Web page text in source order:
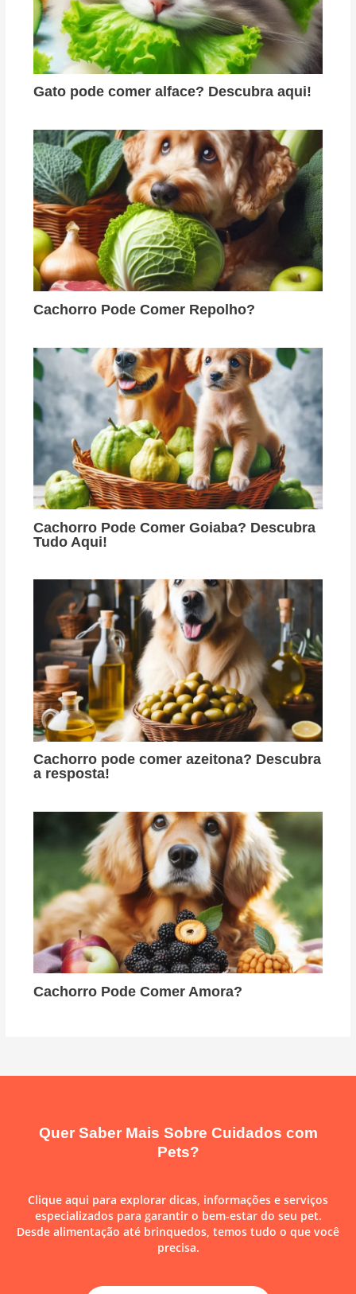
Gato pode comer alface? Descubra aqui!
Cachorro Pode Comer Repolho?
Cachorro Pode Comer Goiaba? Descubra
Tudo Aqui!
Cachorro pode comer azeitona? Descubra
a resposta!
Cachorro Pode Comer Amora?
Quer Saber Mais Sobre Cuidados com
Pets?
Clique aqui para explorar dicas, informações e serviços
especializados para garantir o bem-estar do seu pet.
Desde alimentação até brinquedos, temos tudo o que você
precisa.